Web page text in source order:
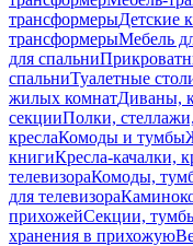
трансформерыДетские
трансформерыМебель
для спальни
спальниТуалетные
жилых комнатДиваны,
секцииПолки,
креслаКомоды и тумбы
книгиКресла-качалки,
телевизораКомоды,
для телевизора
прихожейСекции,
хранения в прихожую